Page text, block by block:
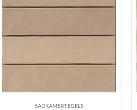
BADKAMERTEGELS